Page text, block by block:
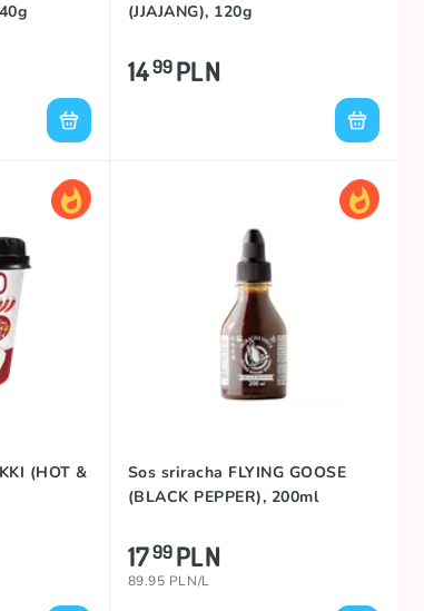
(JJAJANG), 120g
1499PLN
(HOT &
Sos sriracha FLYING GOOSE
(BLACK PEPPER), 200ml
1799PLN
89.95 PLN/L